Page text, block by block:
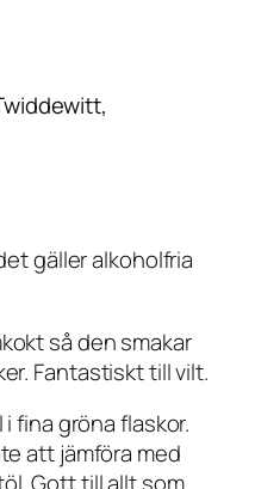
gäller alkoholfria
så den smakar
Fantastiskt till vilt.
fina gröna flaskor.
att jämföra med